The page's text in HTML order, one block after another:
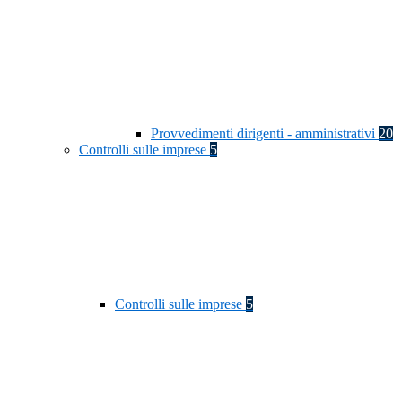
Provvedimenti dirigenti - amministrativi 20
Controlli sulle imprese 5
Controlli sulle imprese 5